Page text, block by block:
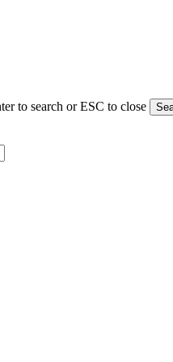
to search or ESC to close